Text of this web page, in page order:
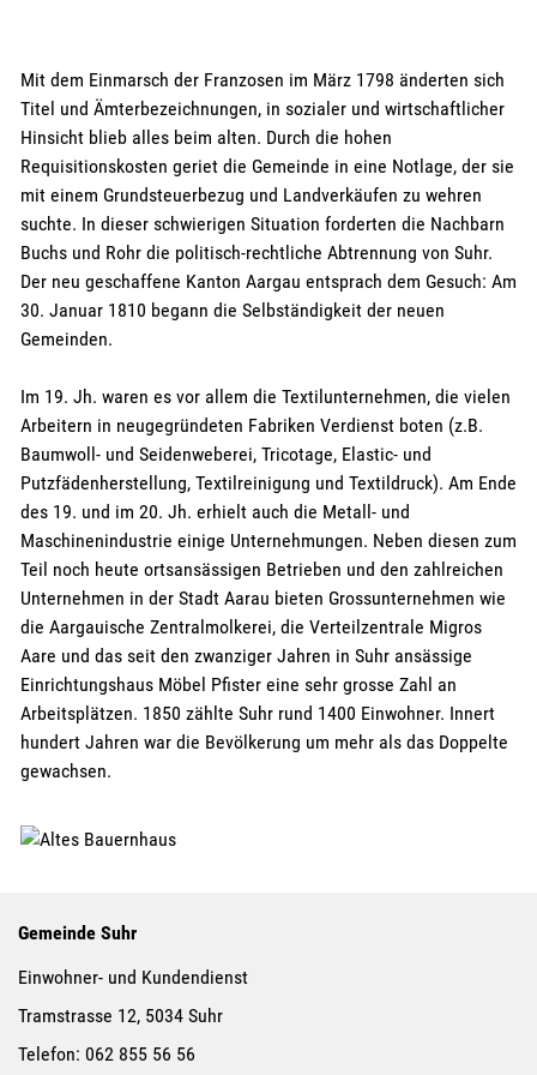
Mit dem Einmarsch der Franzosen im März 1798 änderten sich
Titel und Ämterbezeichnungen, in sozialer und wirtschaftlicher
Hinsicht blieb alles beim alten. Durch die hohen
Requisitionskosten geriet die Gemeinde in eine Notlage, der sie
mit einem Grundsteuerbezug und Landverkäufen zu wehren
suchte. In dieser schwierigen Situation forderten die Nachbarn
Buchs und Rohr die politisch-rechtliche Abtrennung von Suhr.
Der neu geschaffene Kanton Aargau entsprach dem Gesuch: Am
30. Januar 1810 begann die Selbständigkeit der neuen
Gemeinden.
Im 19. Jh. waren es vor allem die Textilunternehmen, die vielen
Arbeitern in neugegründeten Fabriken Verdienst boten (z.B.
Baumwoll- und Seidenweberei, Tricotage, Elastic- und
Putzfädenherstellung, Textilreinigung und Textildruck). Am Ende
des 19. und im 20. Jh. erhielt auch die Metall- und
Maschinenindustrie einige Unternehmungen. Neben diesen zum
Teil noch heute ortsansässigen Betrieben und den zahlreichen
Unternehmen in der Stadt Aarau bieten Grossunternehmen wie
die Aargauische Zentralmolkerei, die Verteilzentrale Migros
Aare und das seit den zwanziger Jahren in Suhr ansässige
Einrichtungshaus Möbel Pfister eine sehr grosse Zahl an
Arbeitsplätzen. 1850 zählte Suhr rund 1400 Einwohner. Innert
hundert Jahren war die Bevölkerung um mehr als das Doppelte
gewachsen.
Gemeinde Suhr
Einwohner- und Kundendienst
Tramstrasse 12, 5034 Suhr
Telefon: 062 855 56 56